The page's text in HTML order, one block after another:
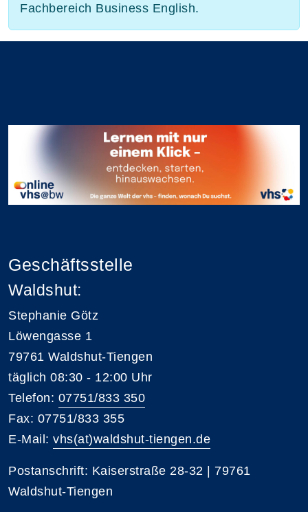
Fachbereich Business English.
Geschäftsstelle
Waldshut:
Stephanie Götz
Löwengasse 1
79761 Waldshut-Tiengen
täglich 08:30 - 12:00 Uhr
Telefon: 07751/833 350
Fax: 07751/833 355
E-Mail: vhs(at)waldshut-tiengen.de
Postanschrift: Kaiserstraße 28-32 | 79761
Waldshut-Tiengen